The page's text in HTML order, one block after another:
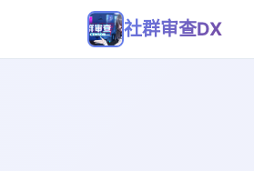
社群审查DX